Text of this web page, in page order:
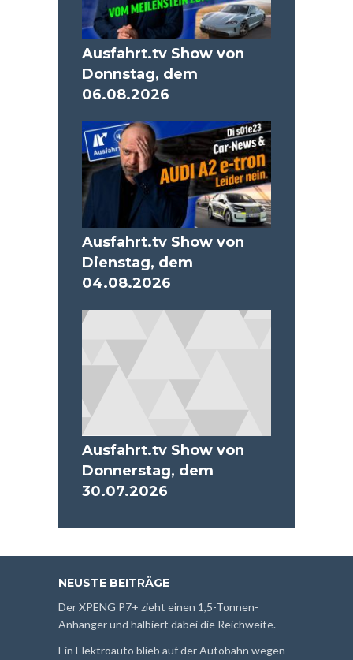
Ausfahrt.tv Show von
Donnstag, dem
06.08.2026
Ausfahrt.tv Show von
Dienstag, dem
04.08.2026
Ausfahrt.tv Show von
Donnerstag, dem
30.07.2026
NEUSTE BEITRÄGE
Der XPENG P7+ zieht einen 1,5-Tonnen-
Anhänger und halbiert dabei die Reichweite.
Ein Elektroauto blieb auf der Autobahn wegen